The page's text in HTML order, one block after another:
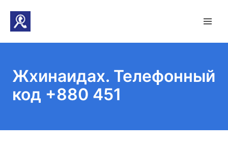
Жхинаидах. Телефонный
код +880 451